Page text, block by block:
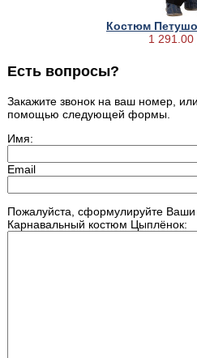
Костюм
1 291.00
Есть вопросы?
Закажите звонок на ваш номер,
помощью следующей формы.
Имя:
Email
Пожалуйста, сформулируйте Ваши
Карнавальный костюм Цыплёнок: